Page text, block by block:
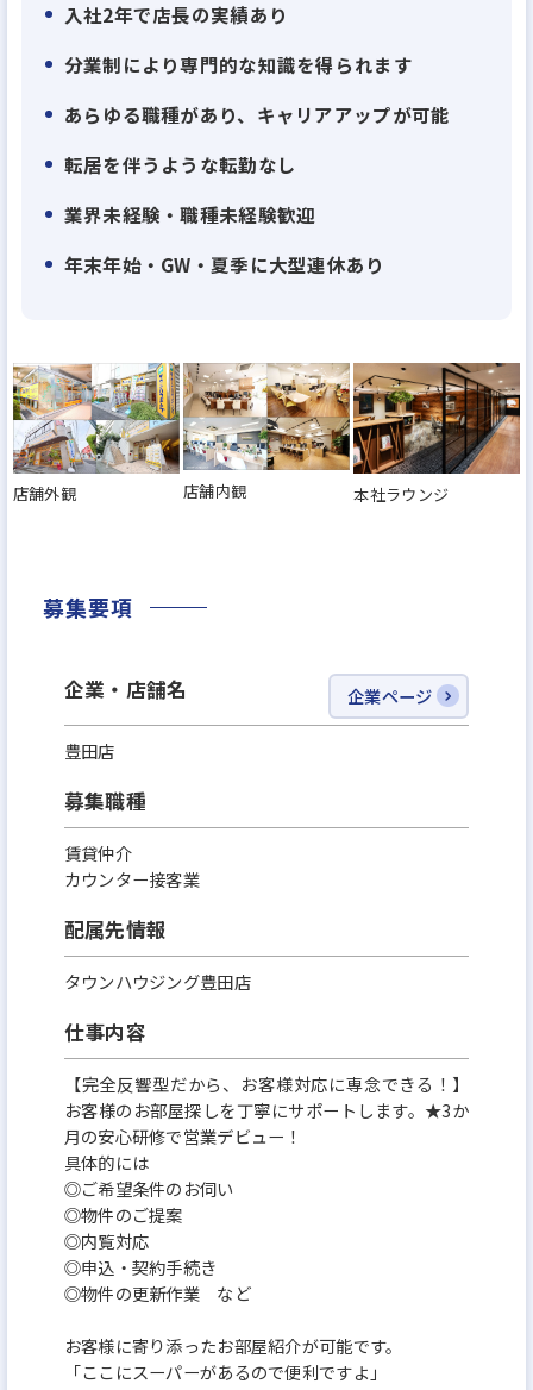
入社2年で店長の実績あり
分業制により専門的な知識を得られます
あらゆる職種があり、キャリアアップが可能
転居を伴うような転勤なし
業界未経験・職種未経験歓迎
年末年始・GW・夏季に大型連休あり
店舗外観 店舗内観 本社ラウンジ
募集要項
企業・店舗名 企業ページ
豊田店
募集職種
賃貸仲介
カウンター接客業
配属先情報
タウンハウジング豊田店
仕事内容
【完全反響型だから、お客様対応に専念できる！】
お客様のお部屋探しを丁寧にサポートします。★3か
月の安心研修で営業デビュー！
具体的には
◎ご希望条件のお伺い
◎物件のご提案
◎内覧対応
◎申込・契約手続き
◎物件の更新作業 など
お客様に寄り添ったお部屋紹介が可能です。
「ここにスーパーがあるので便利ですよ」